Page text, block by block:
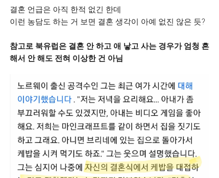
결혼 언급은 아직 한적 없긴 한데
이런 농담도 하는 거 보면 결혼 생각이 아예 없진 않은 듯?
참고로 북유럽은 결혼 안 하고 애 낳고 사는 경우가 엄청 흔
해서 안 해도 전혀 이상한 건 아님